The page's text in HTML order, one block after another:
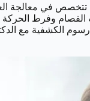
في معالجة
وفرط الحركة